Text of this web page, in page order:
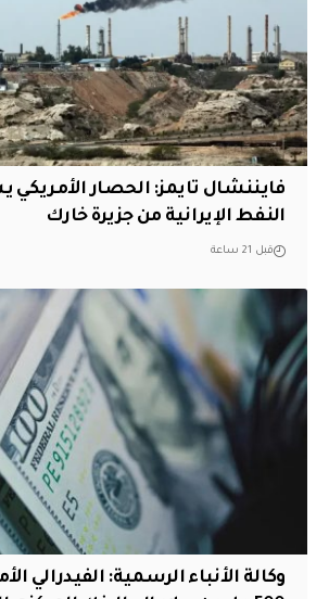
فايننشال تايمز: الحصار
النفط الإيرانية من جزيرة خارك
قبل 21 ساعة
وكالة الأنباء الرسمية: الفيدرالي